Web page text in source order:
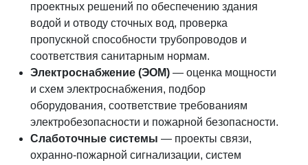
проектных решений по обеспечению здания
водой и отводу сточных вод, проверка
пропускной способности трубопроводов и
соответствия санитарным нормам.
Электроснабжение (ЭОМ) — оценка мощности
и схем электроснабжения, подбор
оборудования, соответствие требованиям
электробезопасности и пожарной безопасности.
Слаботочные системы — проекты связи,
охранно-пожарной сигнализации, систем